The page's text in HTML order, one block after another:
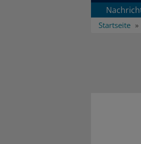
Startseite